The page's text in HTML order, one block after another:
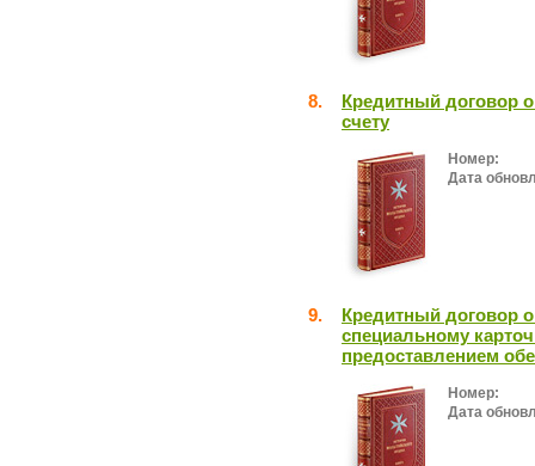
8.
Кредитный договор
счету
Номер:
Дата
9.
Кредитный договор
специальному
предоставлением
Номер:
Дата